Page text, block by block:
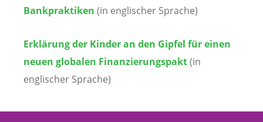
Bankpraktiken (in englischer Sprache)
Erklärung der Kinder an den Gipfel für einen
neuen globalen Finanzierungspakt(in
englischer Sprache)